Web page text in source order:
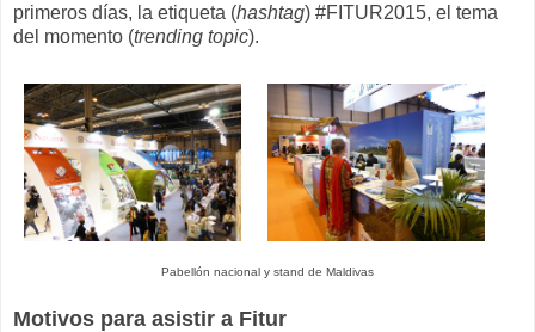
primeros días, la etiqueta (hashtag) #FITUR2015, el tema
del momento (trending topic).
Pabellón nacional y stand de Maldivas
Motivos para asistir a Fitur